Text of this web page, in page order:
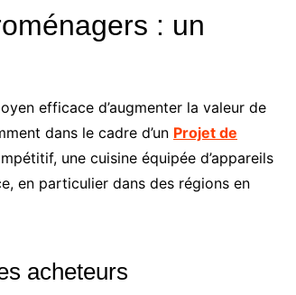
: un
efficace d’augmenter la valeur de
dans le cadre d’un Projet de
une cuisine équipée d’appareils
en particulier dans des régions en
acheteurs